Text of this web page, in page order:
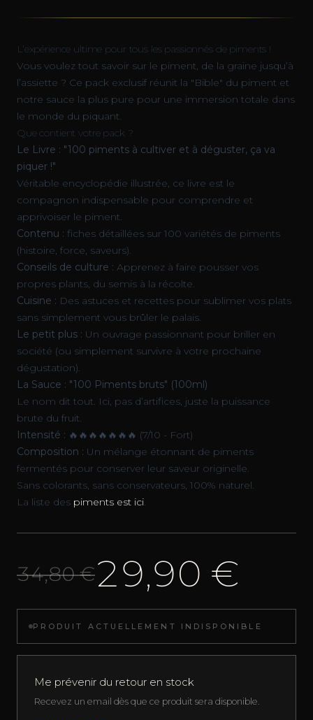
L’expérience ultime pour tous les passionnés de piments !
Vous voulez tout savoir sur le piment, de la graine jusqu’à
l’assiette ? Ce pack exclusif réunit la "Bible" du piment et
notre sauce la plus pure pour une immersion totale dans
le monde du piquant.
Que contient votre pack ?
Le Livre : "100 piments à cultiver et à déguster, ça va
piquer !"
Véritable encyclopédie illustrée, ce livre est le
compagnon indispensable pour comprendre et
apprivoiser le piment.
Contenu : fiches détaillées sur 100 variétés de piments
(histoire, force, saveurs).
Conseils de culture : Apprenez à faire pousser vos
propres plants, du semis à la récolte.
Cuisine : Des astuces et recettes pour sublimer vos plats
sans simplement vous brûler le palais.
Le petit plus : Un ouvrage passionnant pour briller en
société (ou simplement survivre à votre prochaine
dégustation).
La Sauce : "100 Piments bruts" (100ml)
Le nom dit tout. Ici, pas d’artifices, juste la puissance
brute du fruit.
Intensité : 🔥🔥🔥🔥🔥🔥🔥 (7/10 - Fort)
Composition : Un mélange étonnant de piments
fermentés pour conserver leur saveur originelle.
Sans colorants, sans conservateurs, 100% naturel.
La liste des piments est ici.
34,80 €29,90 €
PRODUIT ACTUELLEMENT INDISPONIBLE
Me prévenir du retour en stock
Recevez un email dès que ce produit sera disponible.